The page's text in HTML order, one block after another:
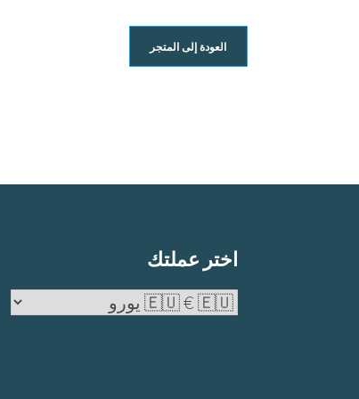
العودة إلى المتجر
اختر عملتك